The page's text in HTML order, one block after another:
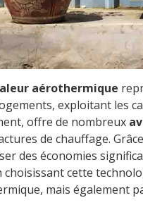
aérothermique
exploitant les
offre de nombreux
de chauffage.
des économies
choisissant cette
mais également